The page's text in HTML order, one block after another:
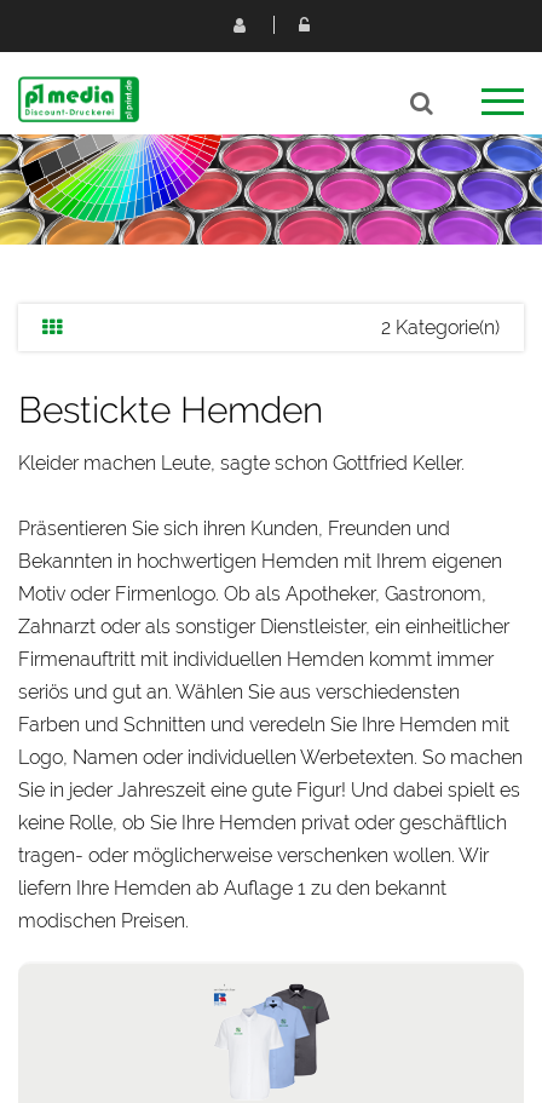
2 Kategorie(n)
Bestickte Hemden
Kleider machen Leute, sagte schon Gottfried Keller.
Präsentieren Sie sich ihren Kunden, Freunden und
Bekannten in hochwertigen Hemden mit Ihrem eigenen
Motiv oder Firmenlogo. Ob als Apotheker, Gastronom,
Zahnarzt oder als sonstiger Dienstleister, ein einheitlicher
Firmenauftritt mit individuellen Hemden kommt immer
seriös und gut an. Wählen Sie aus verschiedensten
Farben und Schnitten und veredeln Sie Ihre Hemden mit
Logo, Namen oder individuellen Werbetexten. So machen
Sie in jeder Jahreszeit eine gute Figur! Und dabei spielt es
keine Rolle, ob Sie Ihre Hemden privat oder geschäftlich
tragen- oder möglicherweise verschenken wollen. Wir
liefern Ihre Hemden ab Auflage 1 zu den bekannt
modischen Preisen.